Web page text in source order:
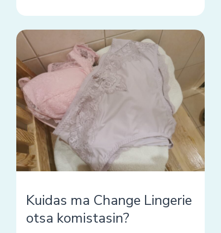
Kuidas ma Change Lingerie
otsa komistasin?
Kuidas
ma
Change
Lingerie
otsa
komistasin?